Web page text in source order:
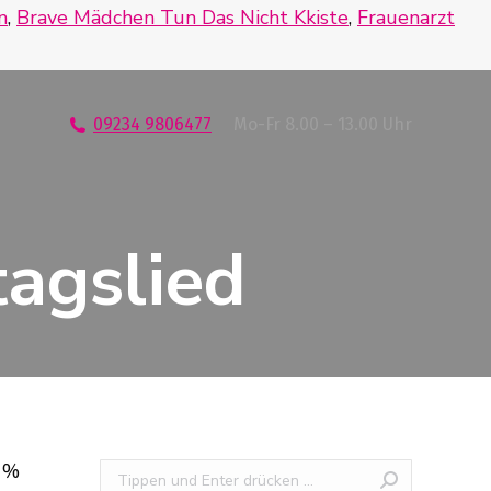
, Brave Mädchen Tun Das Nicht Kkiste, Frauenarzt
09234 9806477
kommt dieser Geburtstagswalzer „Weil du heute Geburtstag hast“ daher. Ja so was, ja so was, ja so was, jetzt ist es bei Helmut soweit. Uwe Uwe - die SchlÃ¼ Search: